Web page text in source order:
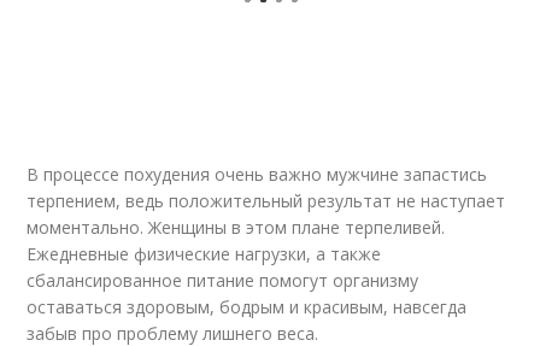
В процессе похудения очень важно мужчине запастись
терпением, ведь положительный результат не наступает
моментально. Женщины в этом плане терпеливей.
Ежедневные физические нагрузки, а также
сбалансированное питание помогут организму
оставаться здоровым, бодрым и красивым, навсегда
забыв про проблему лишнего веса.